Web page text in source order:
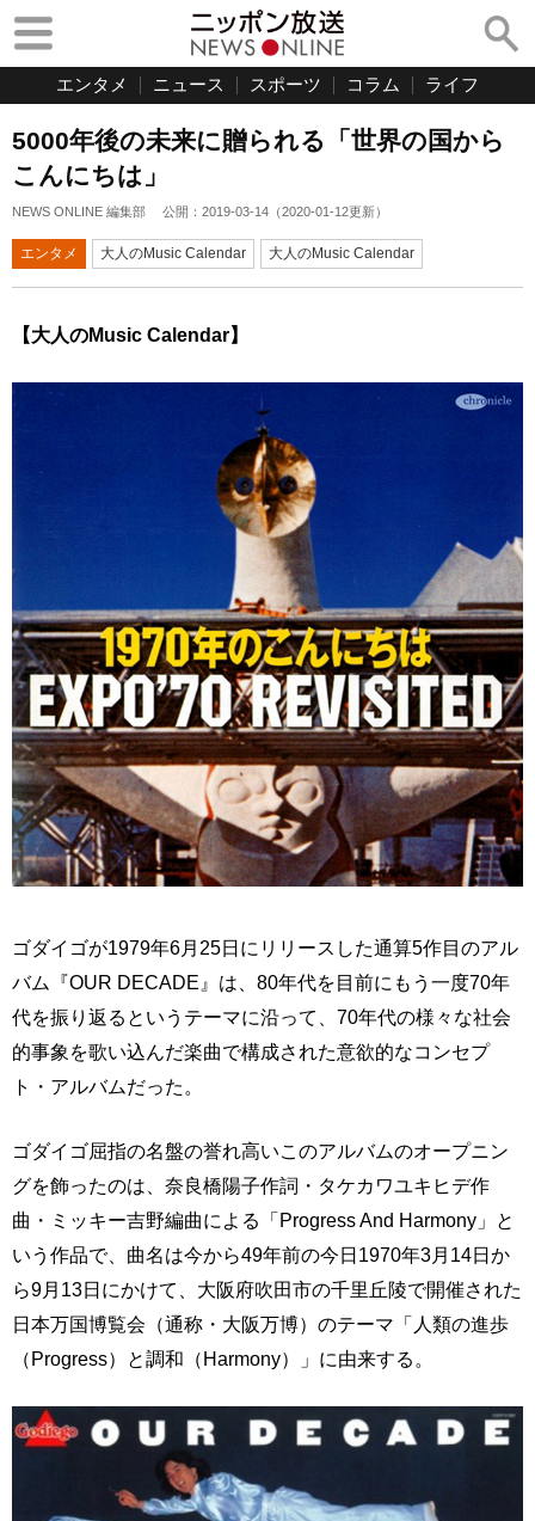
エンタメ ニュース スポーツ コラム ライフ
5000年後の未来に贈られる「世界の国から
こんにちは」
NEWS ONLINE 編集部 公開： 2019-03-14 （2020-01-12更新）
エンタメ 大人のMusic Calendar 大人のMusic Calendar
【大人のMusic Calendar】
ゴダイゴが1979年6月25日にリリースした通算5作目のアル
バム『OUR DECADE』は、80年代を目前にもう一度70年
代を振り返るというテーマに沿って、70年代の様々な社会
的事象を歌い込んだ楽曲で構成された意欲的なコンセプ
ト・アルバムだった。
ゴダイゴ屈指の名盤の誉れ高いこのアルバムのオープニン
グを飾ったのは、奈良橋陽子作詞・タケカワユキヒデ作
曲・ミッキー吉野編曲による「Progress And Harmony」と
いう作品で、曲名は今から49年前の今日1970年3月14日か
ら9月13日にかけて、大阪府吹田市の千里丘陵で開催された
日本万国博覧会（通称・大阪万博）のテーマ「人類の進歩
（Progress）と調和（Harmony）」に由来する。